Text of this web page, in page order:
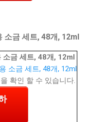
소금 세트, 48개, 12ml
소금 세트, 48개, 12ml
확인 할 수 있습니다.